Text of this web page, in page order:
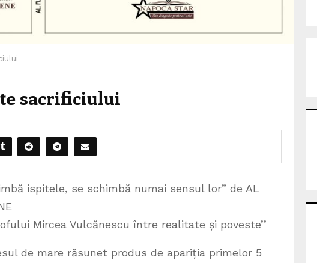
sacrificiului
ispitele, se schimbă numai sensul lor” de AL
Mircea Vulcănescu între realitate și poveste’’
de mare răsunet produs de apariția primelor 5